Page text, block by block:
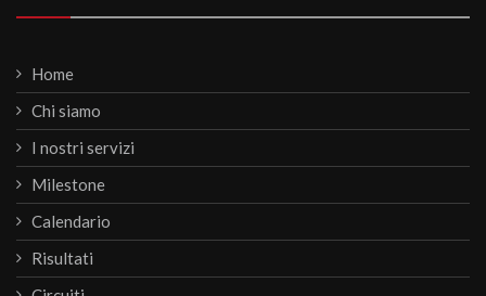
Home
Chi siamo
I nostri servizi
Milestone
Calendario
Risultati